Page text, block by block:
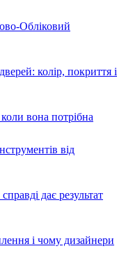
Обліковий
колір, покриття і
вона потрібна
від
дає результат
і чому дизайнери